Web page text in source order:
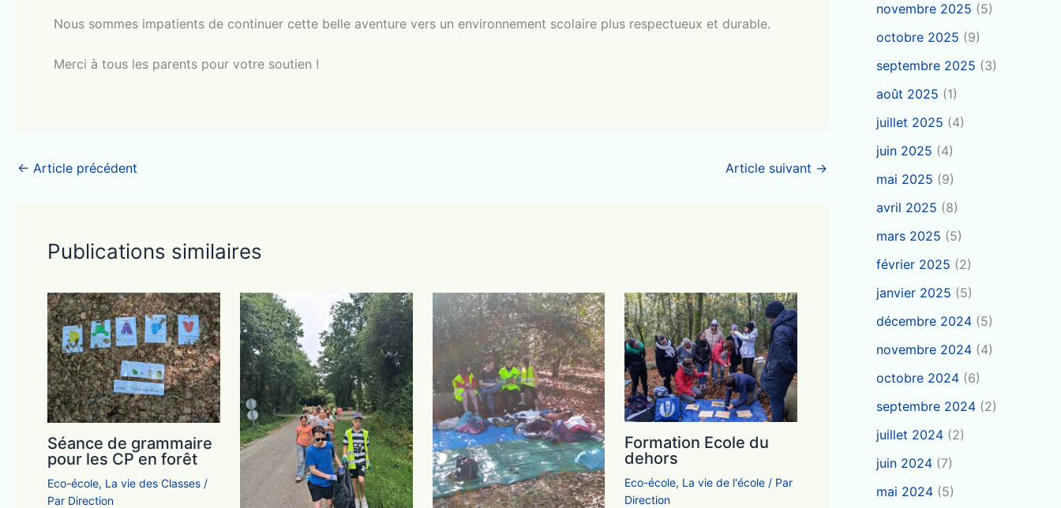
Nous sommes impatients de continuer cette belle aventure vers un environnement scolaire plus respectueux et durable.
Merci à tous les parents pour votre soutien !
← Article précédent Article suivant →
Publications similaires
Séance de grammaire
pour les CP en forêt
Eco-école, La vie des Classes /
Par Direction
Formation Ecole du
dehors
Eco-école, La vie de l'école / Par
Direction
novembre 2025 (5)
octobre 2025 (9)
septembre 2025 (3)
août 2025 (1)
juillet 2025 (4)
juin 2025 (4)
mai 2025 (9)
avril 2025 (8)
mars 2025 (5)
février 2025 (2)
janvier 2025 (5)
décembre 2024 (5)
novembre 2024 (4)
octobre 2024 (6)
septembre 2024 (2)
juillet 2024 (2)
juin 2024 (7)
mai 2024 (5)